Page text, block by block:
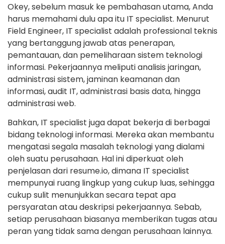
Okey, sebelum masuk ke pembahasan utama, Anda
harus memahami dulu apa itu IT specialist. Menurut
Field Engineer, IT specialist adalah professional teknis
yang bertanggung jawab atas penerapan,
pemantauan, dan pemeliharaan sistem teknologi
informasi. Pekerjaannya meliputi analisis jaringan,
administrasi sistem, jaminan keamanan dan
informasi, audit IT, administrasi basis data, hingga
administrasi web.
Bahkan, IT specialist juga dapat bekerja di berbagai
bidang teknologi informasi. Mereka akan membantu
mengatasi segala masalah teknologi yang dialami
oleh suatu perusahaan. Hal ini diperkuat oleh
penjelasan dari resume.io, dimana IT specialist
mempunyai ruang lingkup yang cukup luas, sehingga
cukup sulit menunjukkan secara tepat apa
persyaratan atau deskripsi pekerjaannya. Sebab,
setiap perusahaan biasanya memberikan tugas atau
peran yang tidak sama dengan perusahaan lainnya.